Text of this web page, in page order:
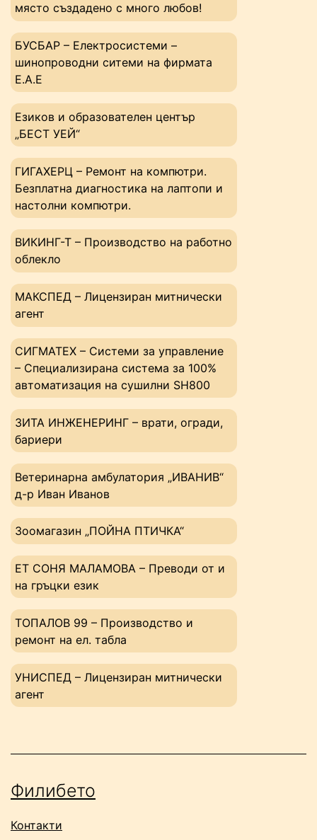
място създадено с много любов!
БУСБАР – Електросистеми –
шинопроводни ситеми на фирмата
Е.А.Е
Езиков и образователен център
„БЕСТ УЕЙ“
ГИГАХЕРЦ – Ремонт на компютри.
Безплатна диагностика на лаптопи и
настолни компютри.
ВИКИНГ-Т – Производство на работно
облекло
МАКСПЕД – Лицензиран митнически
агент
СИГМАТЕХ – Системи за управление
– Специализирана система за 100%
автоматизация на сушилни SH800
ЗИТА ИНЖЕНЕРИНГ – врати, огради,
бариери
Ветеринарна амбулатория „ИВАНИВ“
д-р Иван Иванов
Зоомагазин „ПОЙНА ПТИЧКА“
ЕТ СОНЯ МАЛАМОВА – Преводи от и
на гръцки език
ТОПАЛОВ 99 – Производство и
ремонт на ел. табла
УНИСПЕД – Лицензиран митнически
агент
Филибето
Контакти